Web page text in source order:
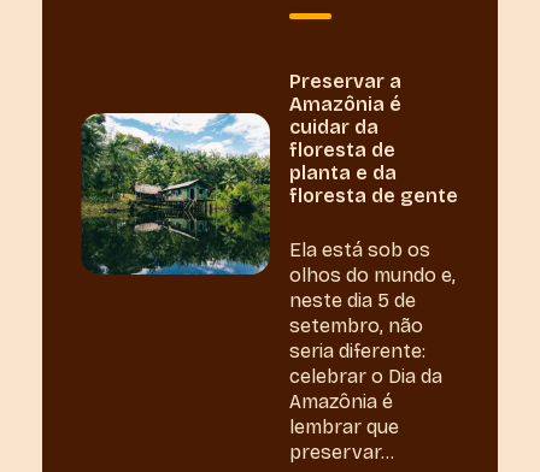
Preservar a
Amazônia é
cuidar da
floresta de
planta e da
floresta de gente
Ela está sob os
olhos do mundo e,
neste dia 5 de
setembro, não
seria diferente:
celebrar o Dia da
Amazônia é
lembrar que
preservar...